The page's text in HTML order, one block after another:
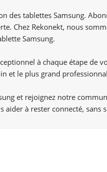
des tablettes Samsung.
Chez Rekonekt, nous
Samsung.
à chaque étape de
et le plus grand
et rejoignez notre
aider à rester connecté, sans